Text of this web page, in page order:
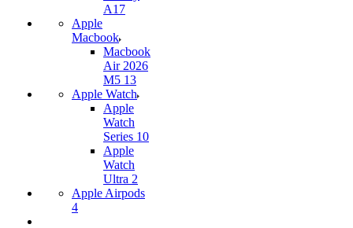
A17
Apple
Macbook
Macbook
Air 2026
M5 13
Apple Watch
Apple
Watch
Series 10
Apple
Watch
Ultra 2
Apple Airpods
4